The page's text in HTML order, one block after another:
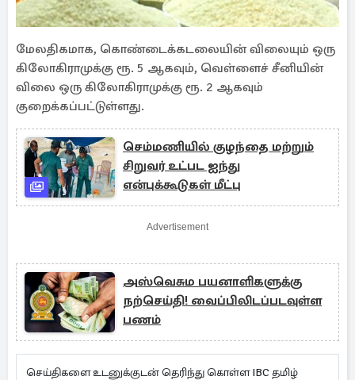
மேலதிகமாக, கொண்டைக்கடலையின் விலையும் ஒரு
கிலோகிராமுக்கு ரூ. 5 ஆகவும், வெள்ளைச் சீனியின்
விலை ஒரு கிலோகிராமுக்கு ரூ. 2 ஆகவும்
குறைக்கப்பட்டுள்ளது.
செம்மணியில் குழந்தை மற்றும்
சிறுவர் உட்பட ஐந்து
என்புக்கூடுகள் மீட்பு
Advertisement
அஸ்வெசும பயனாளிகளுக்கு
நற்செய்தி! வைப்பிலிடப்படவுள்ள
பணம்
செய்திகளை உடனுக்குடன் தெரிந்து கொள்ள IBC தமிழ்